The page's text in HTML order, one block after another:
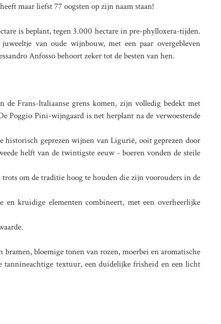
maar liefst 77 oogsten op zijn naam staan!
is beplant, tegen 3.000 hectare in pre-phylloxera-tijden.
van oude wijnbouw, met een paar overgebleven
Anfosso behoort zeker tot de besten van hen.
de Frans-Italiaanse grens komen, zijn volledig bedekt met
Poggio Pini-wijngaard is net herplant na de verwoestende
historisch geprezen wijnen van Ligurië, ooit geprezen door
helft van de twintigste eeuw - boeren vonden de steile
om de traditie hoog te houden die zijn voorouders in de
kruidige elementen combineert, met een overheerlijke
bloemige tonen van rozen, moerbei en aromatische
textuur, een duidelijke frisheid en een licht